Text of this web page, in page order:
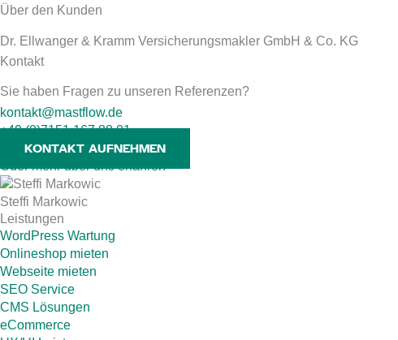
Über den Kunden
Dr. Ellwanger & Kramm Versicherungsmakler GmbH & Co. KG
Kontakt
Sie haben Fragen zu unseren Referenzen?
kontakt@mastflow.de
+49 (0)7151 167 88 01
KONTAKT AUFNEHMEN
Oder mehr über uns erfahren
Steffi Markowic
Leistungen
WordPress Wartung
Onlineshop mieten
Webseite mieten
SEO Service
CMS Lösungen
eCommerce